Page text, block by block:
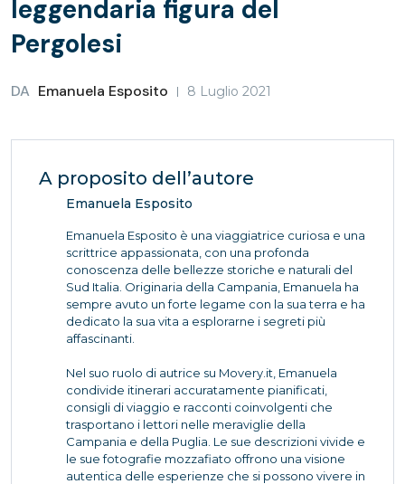
leggendaria figura del
Pergolesi
DA Emanuela Esposito 8 Luglio 2021
A proposito dell’autore
Emanuela Esposito
Emanuela Esposito è una viaggiatrice curiosa e una
scrittrice appassionata, con una profonda
conoscenza delle bellezze storiche e naturali del
Sud Italia. Originaria della Campania, Emanuela ha
sempre avuto un forte legame con la sua terra e ha
dedicato la sua vita a esplorarne i segreti più
affascinanti.
Nel suo ruolo di autrice su Movery.it, Emanuela
condivide itinerari accuratamente pianificati,
consigli di viaggio e racconti coinvolgenti che
trasportano i lettori nelle meraviglie della
Campania e della Puglia. Le sue descrizioni vivide e
le sue fotografie mozzafiato offrono una visione
autentica delle esperienze che si possono vivere in